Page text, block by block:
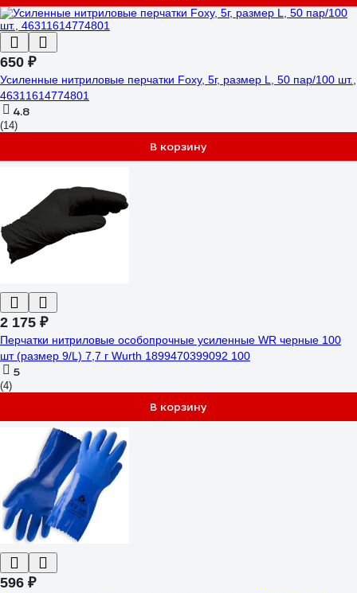
650 ₽
Усиленные нитриловые перчатки Foxy, 5г, размер L, 50 пар/100 шт.,
46311614774801
4.8
(14)
В корзину
2 175 ₽
Перчатки нитриловые особопрочные усиленные WR черные 100
шт (размер 9/L) 7,7 г Wurth 1899470399092 100
5
(4)
В корзину
596 ₽